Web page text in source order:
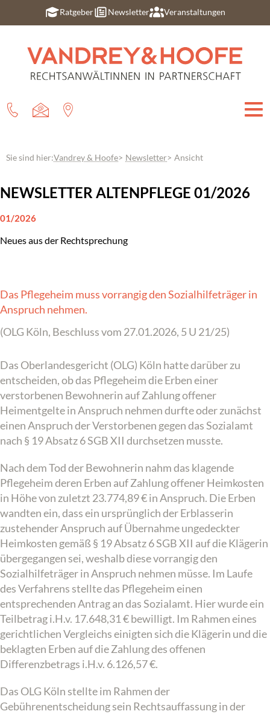
Ratgeber Newsletter Veranstaltungen
Sie sind hier:Vandrey & Hoofe Newsletter Ansicht
NEWSLETTER ALTENPFLEGE 01/2026
01/2026
Neues aus der Rechtsprechung
Das Pflegeheim muss vorrangig den Sozialhilfeträger in
Anspruch nehmen.
(OLG Köln, Beschluss vom 27.01.2026, 5 U 21/25)
Das Oberlandesgericht (OLG) Köln hatte darüber zu
entscheiden, ob das Pflegeheim die Erben einer
verstorbenen Bewohnerin auf Zahlung offener
Heimentgelte in Anspruch nehmen durfte oder zunächst
einen Anspruch der Verstorbenen gegen das Sozialamt
nach § 19 Absatz 6 SGB XII durchsetzen musste.
Nach dem Tod der Bewohnerin nahm das klagende
Pflegeheim deren Erben auf Zahlung offener Heimkosten
in Höhe von zuletzt 23.774,89 € in Anspruch. Die Erben
wandten ein, dass ein ursprünglich der Erblasserin
zustehender Anspruch auf Übernahme ungedeckter
Heimkosten gemäß § 19 Absatz 6 SGB XII auf die Klägerin
übergegangen sei, weshalb diese vorrangig den
Sozialhilfeträger in Anspruch nehmen müsse. Im Laufe
des Verfahrens stellte das Pflegeheim einen
entsprechenden Antrag an das Sozialamt. Hier wurde ein
Teilbetrag i.H.v. 17.648,31 € bewilligt. Im Rahmen eines
gerichtlichen Vergleichs einigten sich die Klägerin und die
beklagten Erben auf die Zahlung des offenen
Differenzbetrags i.H.v. 6.126,57 €.
Das OLG Köln stellte im Rahmen der
Gebührenentscheidung sein Rechtsauffassung in der